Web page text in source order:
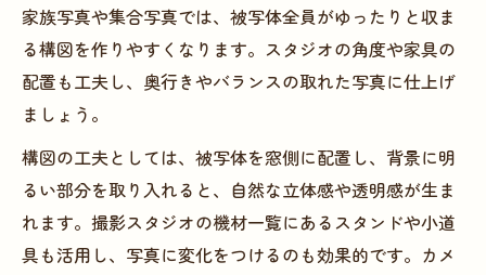
家族写真や集合写真では、被写体全員がゆったりと収ま
る構図を作りやすくなります。スタジオの角度や家具の
配置も工夫し、奥行きやバランスの取れた写真に仕上げ
ましょう。
構図の工夫としては、被写体を窓側に配置し、背景に明
るい部分を取り入れると、自然な立体感や透明感が生ま
れます。撮影スタジオの機材一覧にあるスタンドや小道
具も活用し、写真に変化をつけるのも効果的です。カメ